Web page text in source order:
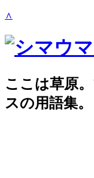
∧
ここは草原
スの用語集。